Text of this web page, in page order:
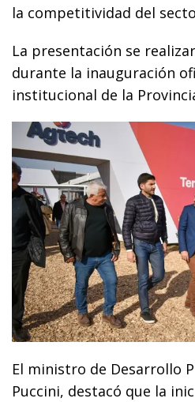
la competitividad del
La presentación se
durante la inauguración
institucional de la
El ministro de Desarrollo
Puccini, destacó que la